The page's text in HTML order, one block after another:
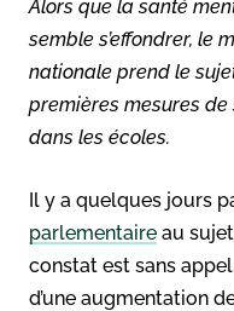
Alors que la santé
semble s’effondrer, le
nationale prend le
premières mesures
dans les écoles.
Il y a quelques jours
parlementaire au
constat est sans
d’une augmentation